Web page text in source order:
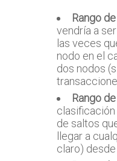
Rango de
vendría a
las veces
nodo en el
dos nodos
Rango de
clasificación
de saltos
llegar a
claro)